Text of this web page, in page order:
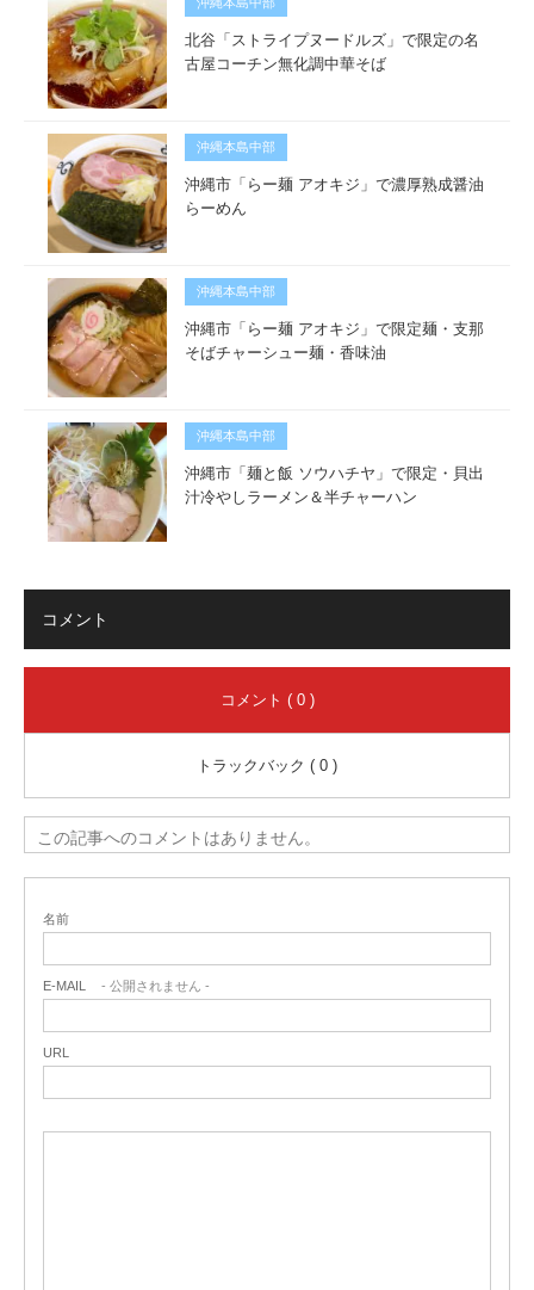
北谷「ストライプヌードルズ」で限定の名
古屋コーチン無化調中華そば
沖縄本島中部
沖縄市「らー麺 アオキジ」で濃厚熟成醤油
らーめん
沖縄本島中部
沖縄市「らー麺 アオキジ」で限定麺・支那
そばチャーシュー麺・香味油
沖縄本島中部
沖縄市「麺と飯 ソウハチヤ」で限定・貝出
汁冷やしラーメン＆半チャーハン
コメント
コメント ( 0 )
トラックバック ( 0 )
この記事へのコメントはありません。
名前
E-MAIL - 公開されません -
URL